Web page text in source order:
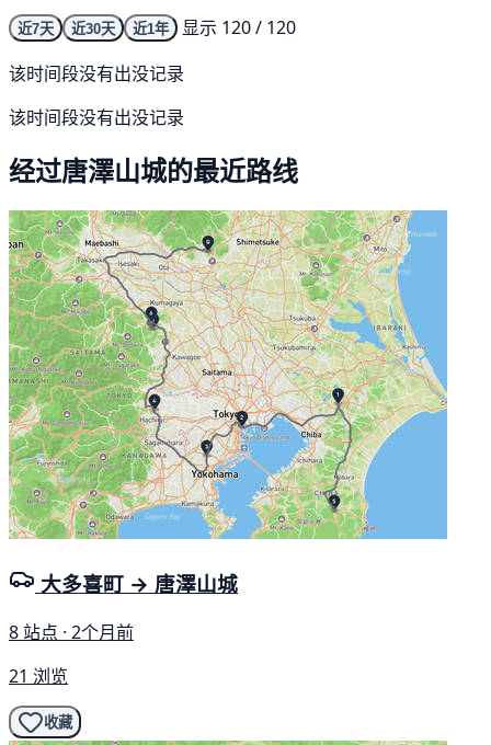
近7天 近30天 近1年
显示 120 / 120
该时间段没有出没记录
该时间段没有出没记录
经过唐澤山城的最近路线
大多喜町 → 唐澤山城
8 站点 · 2个月前
21 浏览
收藏